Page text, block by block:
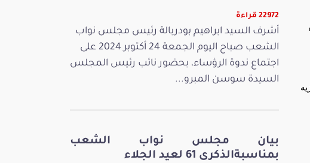
22972 قراءة
أشرف السيد ابراهيم بودربالة رئيس مجلس نواب
الشعب صباح اليوم الجمعة 24 أكتوبر 2024 على
اجتماع ندوة الرؤساء، بحضور نائب رئيس المجلس
السيدة سوسن المبرو...
بيان مجلس نواب الشعب
بمناسبةالذكرى 61 لعيد الجلاء